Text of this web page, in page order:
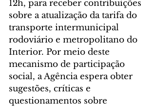
12h, para receber contribuições
sobre a atualização da tarifa do
transporte intermunicipal
rodoviário e metropolitano do
Interior. Por meio deste
mecanismo de participação
social, a Agência espera obter
sugestões, críticas e
questionamentos sobre